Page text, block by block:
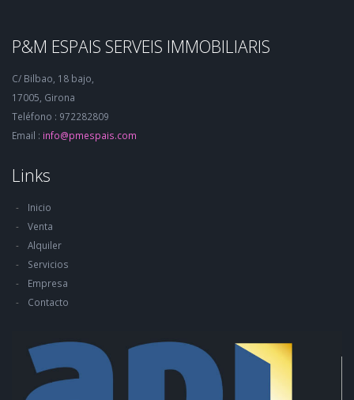
P&M ESPAIS SERVEIS IMMOBILIARIS
C/ Bilbao, 18 bajo,
17005, Girona
Teléfono : 972282809
Email : info@pmespais.com
Links
Inicio
Venta
Alquiler
Servicios
Empresa
Contacto